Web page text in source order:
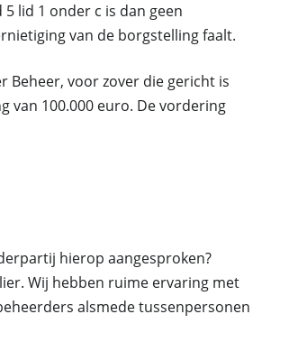
lid 1 onder c is dan geen
van de borgstelling faalt.
Beheer, voor zover die gericht is
van 100.000 euro. De vordering
hierop aangesproken?
Wij hebben ruime ervaring met
alsmede tussenpersonen